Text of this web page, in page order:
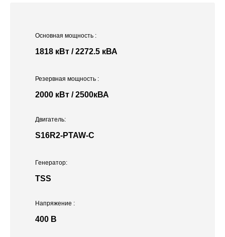
Основная мощность :
1818 кВт / 2272.5 кВА
Двигатель:
S16R2-PTAW-С
Напряжение :
400 В
Резервная мощность :
2000 кВт / 2500кВА
Генератор:
TSS